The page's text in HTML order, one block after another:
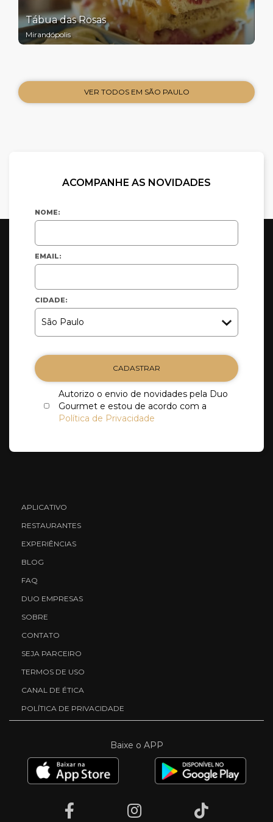
Tábua das Rosas
Mirandópolis
VER TODOS EM SÃO PAULO
ACOMPANHE AS NOVIDADES
NOME:
EMAIL:
CIDADE:
CADASTRAR
Autorizo o envio de novidades pela Duo
Gourmet e estou de acordo com a
Política de Privacidade
APLICATIVO
RESTAURANTES
EXPERIÊNCIAS
BLOG
FAQ
DUO EMPRESAS
SOBRE
CONTATO
SEJA PARCEIRO
TERMOS DE USO
CANAL DE ÉTICA
POLÍTICA DE PRIVACIDADE
Baixe o APP